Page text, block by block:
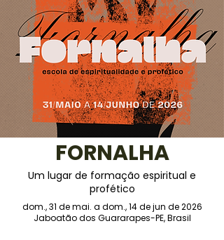
FORNALHA
Um lugar de formação espiritual e
profético
dom., 31 de mai. a dom., 14 de jun de 2026
Jaboatão dos Guararapes-PE, Brasil